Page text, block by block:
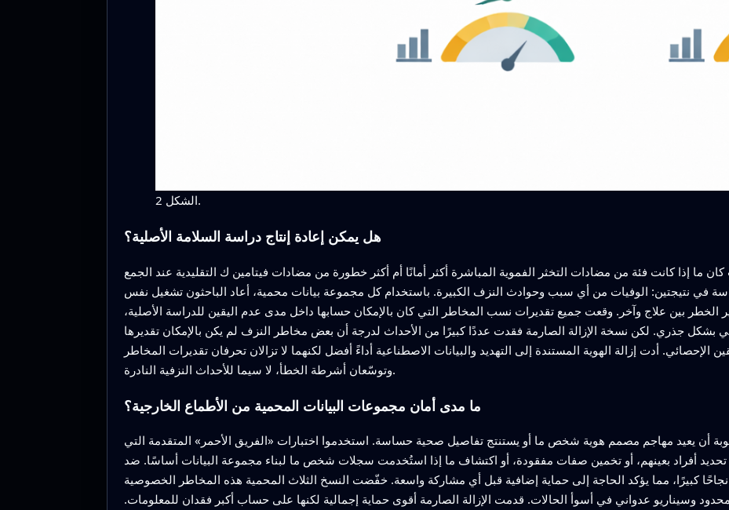
الشكل 2.
هل يمكن إعادة إنتاج دراسة السلامة الأصلية؟
ما إذا كانت فئة من مضادات التخثر الفموية المباشرة أكثر أمانًا أم أكثر خطورة من مضادات فيتامين ك التقليدية عند الجمع
في نتيجتين: الوفيات من أي سبب وحوادث النزف الكبيرة. باستخدام كل مجموعة بيانات محمية، أعاد الباحثون تشغيل نفس
الخطر بين علاج وآخر. وقعت جميع تقديرات نسب المخاطر التي كان بالإمكان حسابها داخل مدى عدم اليقين للدراسة الأصلية،
بشكل جذري. لكن نسخة الإزالة الصارمة فقدت عددًا كبيرًا من الأحداث لدرجة أن بعض مخاطر النزف لم يكن بالإمكان تقديرها
أدت إزالة الهوية المستندة إلى التهديد والبيانات الاصطناعية أداءً أفضل لكنهما لا تزالان تحرفان تقديرات المخاطر
وتوسّعان أشرطة الخطأ، لا سيما للأحداث النزفية النادرة.
ما مدى أمان مجموعات البيانات المحمية من الأطماع الخارجية؟
أن يعيد مهاجم مصمم هوية شخص ما أو يستنتج تفاصيل صحية حساسة. استخدموا اختبارات «الفريق الأحمر» المتقدمة التي
أفراد بعينهم، أو تخمين صفات مفقودة، أو اكتشاف ما إذا استُخدمت سجلات شخص ما لبناء مجموعة البيانات أساسًا. ضد
كبيرًا، مما يؤكد الحاجة إلى حماية إضافية قبل أي مشاركة واسعة. خفّضت النسخ الثلاث المحمية هذه المخاطر الخصوصية
وسيناريو عدواني في أسوأ الحالات. قدمت الإزالة الصارمة أقوى حماية إجمالية لكنها على حساب أكبر فقدان للمعلومات.